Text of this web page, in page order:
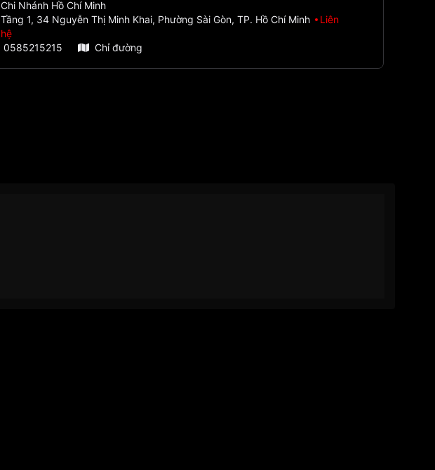
Chi Nhánh Hồ Chí Minh
Tầng 1, 34 Nguyễn Thị Minh Khai, Phường Sài Gòn, TP. Hồ Chí Minh
Liên
hệ
0585215215
Chỉ đường